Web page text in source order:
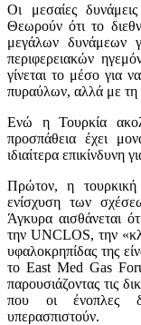
Οι μεσαίες
Θεωρούν ότι το
μεγάλων δυνάμεων
περιφερειακών
γίνεται το μέσο για
πυραύλων, αλλά με
Ενώ η Τουρκία
προσπάθεια έχει
ιδιαίτερα επικίνδυνη
Πρώτον, η τουρκική
ενίσχυση των
Άγκυρα αισθάνεται
την UNCLOS, την
υφαλοκρηπίδας της
το East Med Gas
παρουσιάζοντας τις
που οι ένοπλες
υπερασπιστούν.